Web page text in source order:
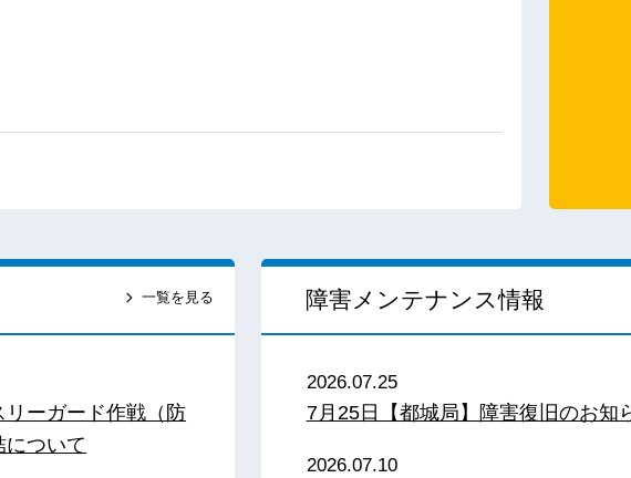
一覧を見る
ーガード作戦（防
ついて
障害メンテナンス情報
2026.07.25
7月25日【都城局】障害復旧のお知
2026.07.10